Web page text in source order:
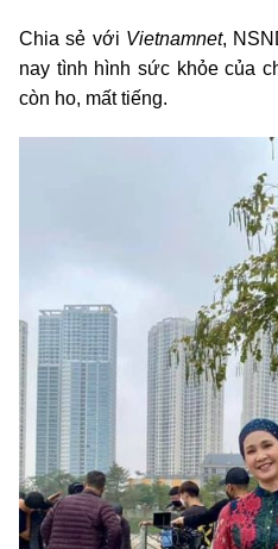
Chia sẻ với Vietnamnet,
nay tình hình sức khỏe của
còn ho, mất tiếng.